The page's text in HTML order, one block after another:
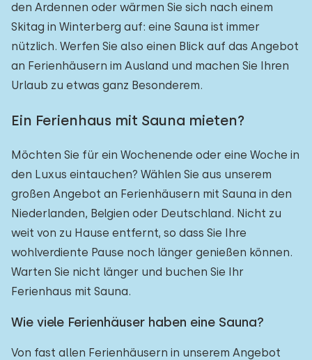
den Ardennen oder wärmen Sie sich nach einem
Skitag in Winterberg auf: eine Sauna ist immer
nützlich. Werfen Sie also einen Blick auf das Angebot
an Ferienhäusern im Ausland und machen Sie Ihren
Urlaub zu etwas ganz Besonderem.
Ein Ferienhaus mit Sauna mieten?
Möchten Sie für ein Wochenende oder eine Woche in
den Luxus eintauchen? Wählen Sie aus unserem
großen Angebot an Ferienhäusern mit Sauna in den
Niederlanden, Belgien oder Deutschland. Nicht zu
weit von zu Hause entfernt, so dass Sie Ihre
wohlverdiente Pause noch länger genießen können.
Warten Sie nicht länger und buchen Sie Ihr
Ferienhaus mit Sauna.
Wie viele Ferienhäuser haben eine Sauna?
Von fast allen Ferienhäusern in unserem Angebot